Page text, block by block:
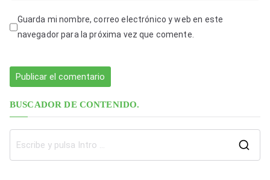
Guarda mi nombre, correo electrónico y web en este
navegador para la próxima vez que comente.
BUSCADOR DE CONTENIDO.